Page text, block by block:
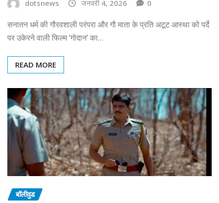
dotsnews जनवरी 4, 2026 0
सनातन धर्म की गौरवशाली परंपरा और गौ माता के प्रति अटूट आस्था को पर्दे
पर उकेरने वाली फिल्म ‘गोदान’ का…
READ MORE
बॉलीवुड